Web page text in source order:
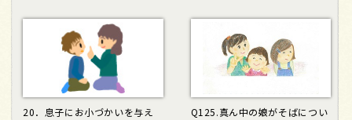
20．息子にお小づかいを与え
Q125.真ん中の娘がそばについ